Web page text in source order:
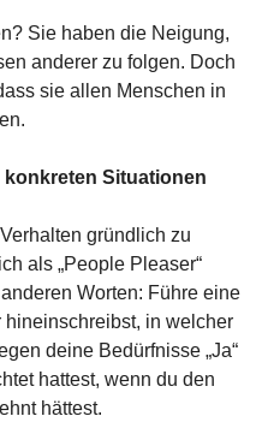
Sie haben die Neigung,
anderer zu folgen. Doch
sie allen Menschen in
konkreten Situationen
gründlich zu
als „People Pleaser“
Worten: Führe eine
hineinschreibst, in welcher
deine Bedürfnisse „Ja“
hattest, wenn du den
hättest.